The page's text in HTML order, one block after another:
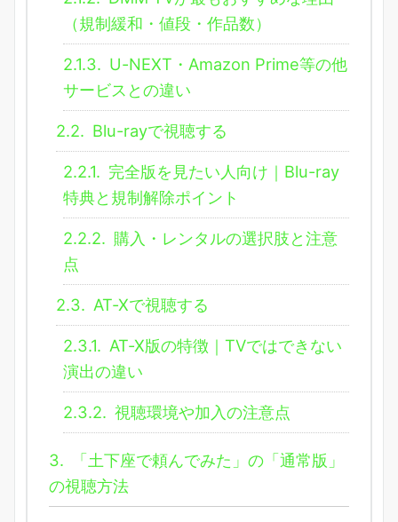
（規制緩和・値段・作品数）
2.1.3. U-NEXT・Amazon Prime等の他
サービスとの違い
2.2. Blu-rayで視聴する
2.2.1. 完全版を見たい人向け｜Blu-ray
特典と規制解除ポイント
2.2.2. 購入・レンタルの選択肢と注意
点
2.3. AT-Xで視聴する
2.3.1. AT-X版の特徴｜TVではできない
演出の違い
2.3.2. 視聴環境や加入の注意点
3.
「土下座で頼んでみた」の「通常版」
の視聴方法